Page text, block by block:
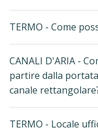
TERMO - Come
CANALI D'ARIA -
partire dalla
canale
TERMO - Locale